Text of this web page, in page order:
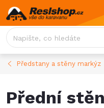
Přejít
na
obsah
Předstany a stěny markýz
Přední